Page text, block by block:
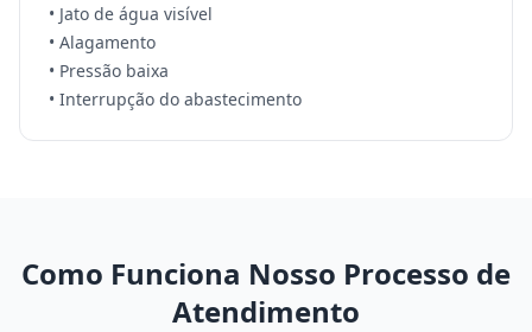
• Jato de água visível
• Alagamento
• Pressão baixa
• Interrupção do abastecimento
Como Funciona Nosso Processo de
Atendimento